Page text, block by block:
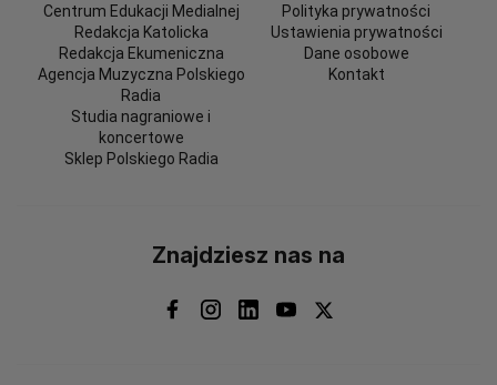
Centrum Edukacji Medialnej
Redakcja Katolicka
Redakcja Ekumeniczna
Agencja Muzyczna Polskiego
Radia
Studia nagraniowe i
koncertowe
Sklep Polskiego Radia
Polityka prywatności
Ustawienia prywatności
Dane osobowe
Kontakt
Znajdziesz nas na